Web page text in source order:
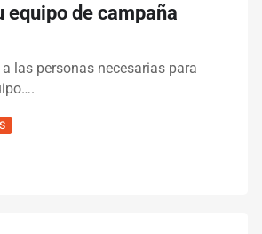
equipo de campaña
las personas necesarias para